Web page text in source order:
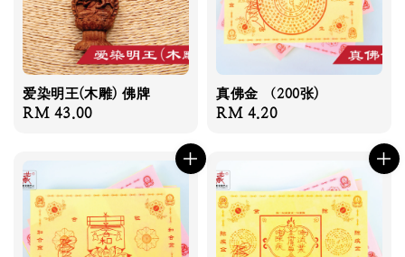
爱染明王(木雕) 佛牌
Regular
RM 43.00
真佛金 （200张)
Regular
RM 4.20